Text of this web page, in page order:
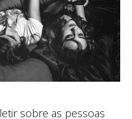
sobre as pessoas